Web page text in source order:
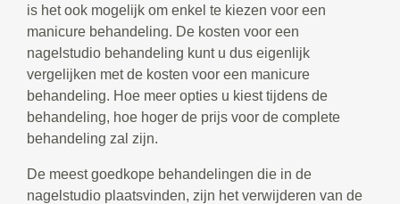
is het ook mogelijk om enkel te kiezen voor een
manicure behandeling. De kosten voor een
nagelstudio behandeling kunt u dus eigenlijk
vergelijken met de kosten voor een manicure
behandeling. Hoe meer opties u kiest tijdens de
behandeling, hoe hoger de prijs voor de complete
behandeling zal zijn.
De meest goedkope behandelingen die in de
nagelstudio plaatsvinden, zijn het verwijderen van de